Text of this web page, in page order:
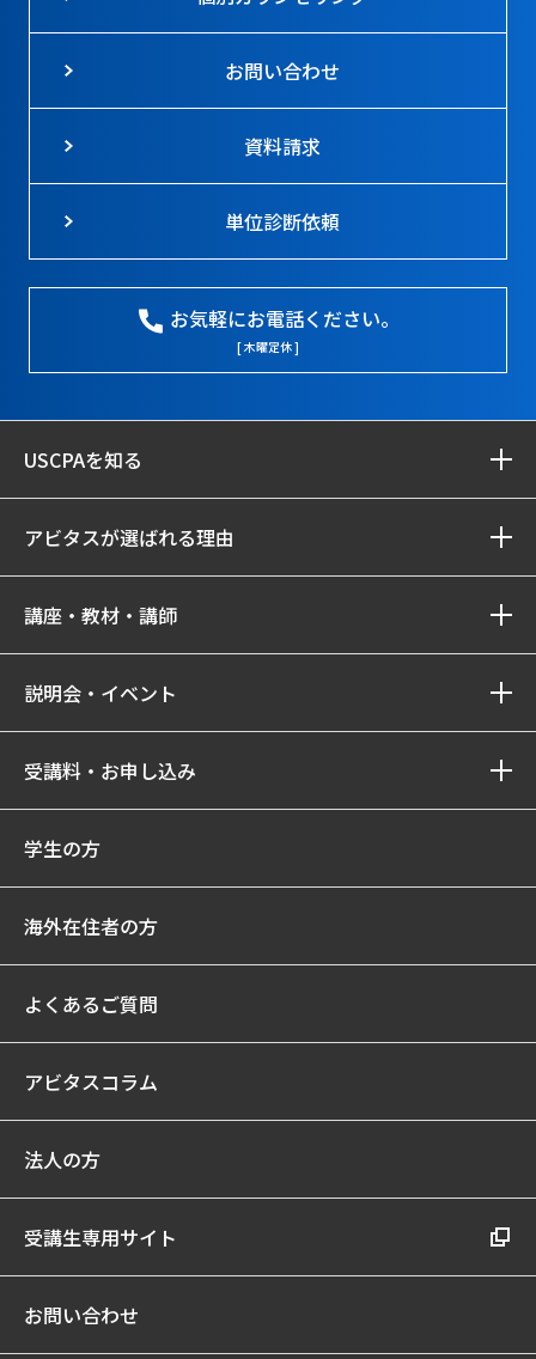
お問い合わせ
資料請求
単位診断依頼
お気軽にお電話ください。
[ 木曜定休 ]
USCPAを知る
アビタスが選ばれる理由
講座・教材・講師
説明会・イベント
受講料・お申し込み
学生の方
海外在住者の方
よくあるご質問
アビタスコラム
法人の方
受講生専用サイト
お問い合わせ